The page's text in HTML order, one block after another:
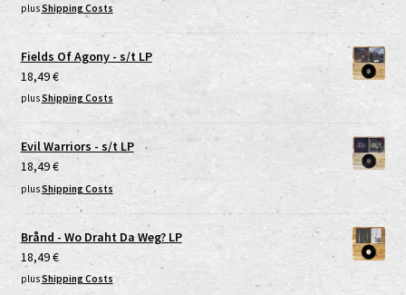
plusShipping Costs
Fields Of Agony - s/t LP
18,49€
plusShipping Costs
Evil Warriors - s/t LP
18,49€
plusShipping Costs
Brånd - Wo Draht Da Weg? LP
18,49€
plusShipping Costs